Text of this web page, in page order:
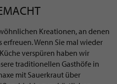
Kreationen, an denen
erfreuen. Wenn Sie mal wieder
verspüren haben wir
traditionellen Gasthöfe in
mit Sauerkraut über